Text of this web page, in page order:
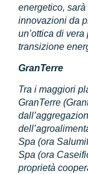
energetico,
innovazioni da
un’ottica di
transizione
GranTerre
Tra i maggiori
GranTerre
Spa (ora
Spa (ora
proprietà